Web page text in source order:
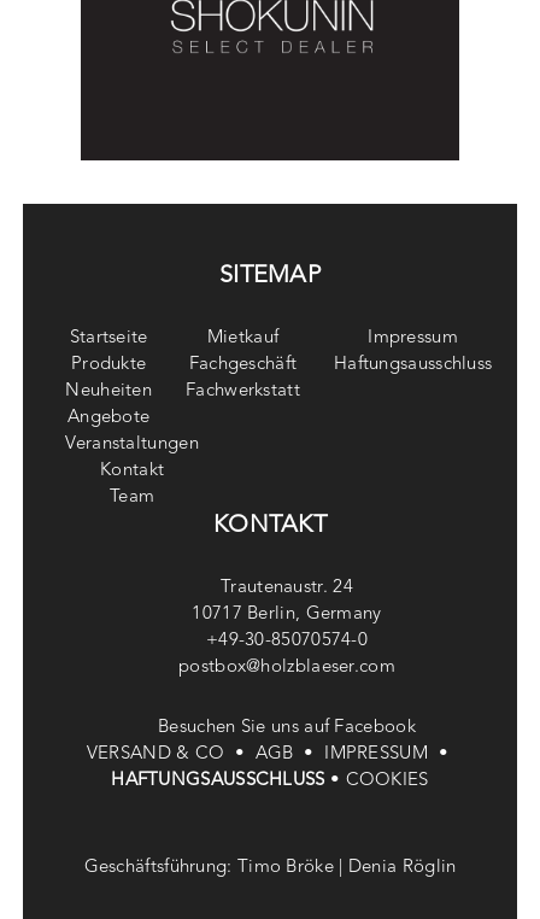
SITEMAP
Startseite
Produkte
Neuheiten
Angebote
Mietkauf
Fachgeschäft
Fachwerkstatt
Impressum
Haftungsausschluss
Veranstaltungen
Kontakt
Team
KONTAKT
Trautenaustr. 24
10717 Berlin, Germany
+49-30-85070574-0
postbox@holzblaeser.com
Besuchen Sie uns auf Facebook
VERSAND & CO • AGB • IMPRESSUM •
HAFTUNGSAUSSCHLUSS • COOKIES
Geschäftsführung: Timo Bröke | Denia Röglin